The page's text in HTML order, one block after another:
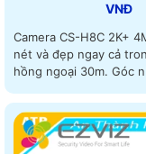
VNĐ
Camera CS-H8C 2K+
nét và đẹp ngay cả
hồng